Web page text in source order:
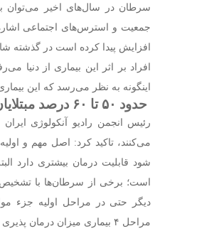
سرطان در سال‌های اخیر می‌توان
جمعیت و استرس‌های اجتماعی
افزایش پیدا کرده است در گذشته
افراد بر اثر این بیماری از دنیا
اینگونه به نظر می‌رسد که این
حدود ۵۰ تا ۶۰ درصد مبتلایان به سرطان بهبود پیدا می‌کنند
می‌کنند، تاکید کرد: اصل مهم و
شود قابلیت درمان بیشتری دارد
است؛ برخی از سرطان‌ها با تشخیص
دیگر حتی در مراحل اولیه جزء
مراحل ۴ بیماری میزان درمان پذیری از نظر معالجه قطعی کاهش پیدا می‌کند.